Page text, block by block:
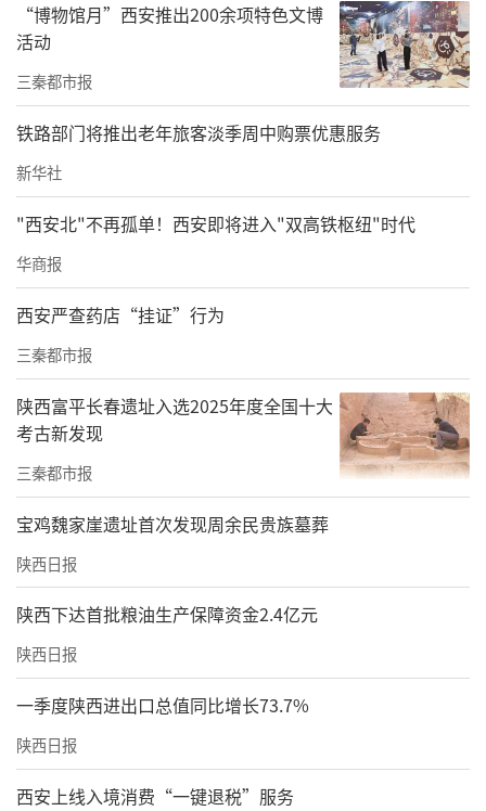
“博物馆月”西安推出200余项特色文博
活动
三秦都市报
铁路部门将推出老年旅客淡季周中购票优惠服务
新华社
"西安北"不再孤单！西安即将进入"双高铁枢纽"时代
华商报
西安严查药店“挂证”行为
三秦都市报
陕西富平长春遗址入选2025年度全国十大
考古新发现
三秦都市报
宝鸡魏家崖遗址首次发现周余民贵族墓葬
陕西日报
陕西下达首批粮油生产保障资金2.4亿元
陕西日报
一季度陕西进出口总值同比增长73.7%
陕西日报
西安上线入境消费“一键退税”服务